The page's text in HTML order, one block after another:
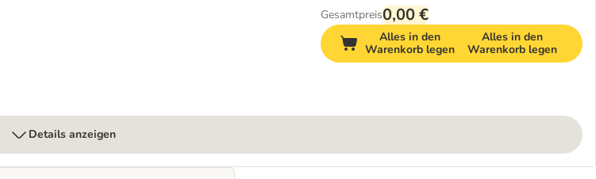
Gesamtpreis0,00 €
Alles in den
Warenkorb legen
Alles in den
Warenkorb legen
Details anzeigen